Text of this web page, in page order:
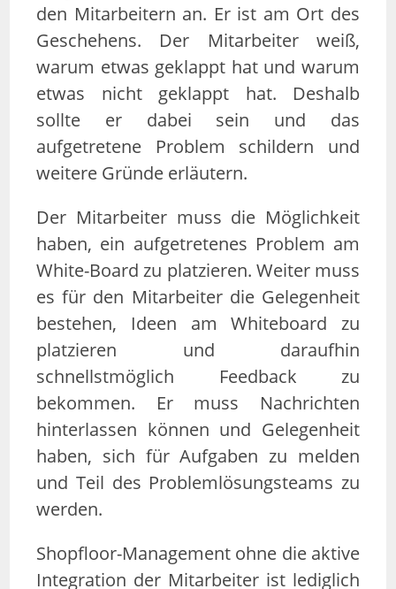
den Mitarbeitern an. Er ist am Ort des
Geschehens. Der Mitarbeiter weiß,
warum etwas geklappt hat und warum
etwas nicht geklappt hat. Deshalb
sollte er dabei sein und das
aufgetretene Problem schildern und
weitere Gründe erläutern.
Der Mitarbeiter muss die Möglichkeit
haben, ein aufgetretenes Problem am
White-Board zu platzieren. Weiter muss
es für den Mitarbeiter die Gelegenheit
bestehen, Ideen am Whiteboard zu
platzieren und daraufhin
schnellstmöglich Feedback zu
bekommen. Er muss Nachrichten
hinterlassen können und Gelegenheit
haben, sich für Aufgaben zu melden
und Teil des Problemlösungsteams zu
werden.
Shopfloor-Management ohne die aktive
Integration der Mitarbeiter ist lediglich